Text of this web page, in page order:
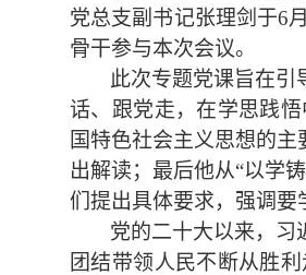
党总支副书记张理剑于6
骨干参与本次会议。
此次专题党课旨在引
话、跟党走，在学思践
国特色社会主义思想的
出解读；最后他从“以学
们提出具体要求，强调要
党的二十大以来，习
团结带领人民不断从胜